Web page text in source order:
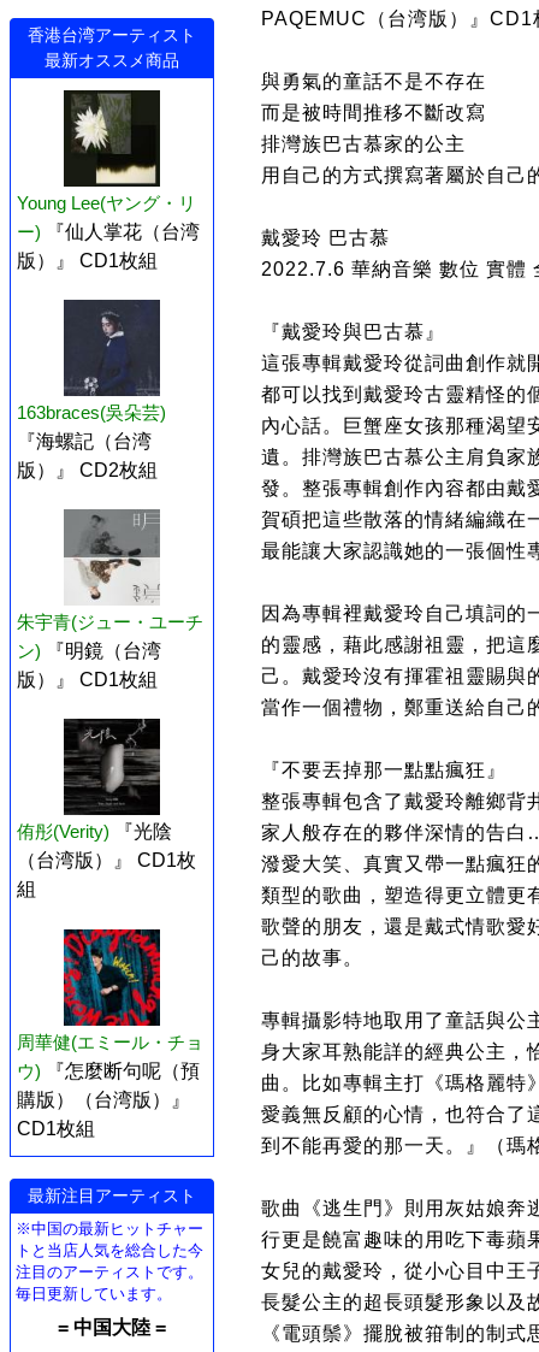
香港台湾アーティスト
最新オススメ商品
Young Lee(ヤング・リ
ー)
『仙人掌花（台湾
版）』 CD1枚組
163braces(吳朵芸)
『海螺記（台湾
版）』 CD2枚組
朱宇青(ジュー・ユーチ
ン)
『明鏡（台湾
版）』 CD1枚組
侑彤(Verity)
『光陰
（台湾版）』 CD1枚
組
周華健(エミール・チョ
ウ)
『怎麼断句呢（預
購版）（台湾版）』
CD1枚組
最新注目アーティスト
※中国の最新ヒットチャー
トと当店人気を総合した今
注目のアーティストです。
毎日更新しています。
= 中国大陸 =
PAQEMUC（台湾版）』
與勇氣的童話不是不存在
而是被時間推移不斷改寫
排灣族巴古慕家的公主
用自己的方式撰寫著屬於自己
戴愛玲 巴古慕
2022.7.6 華納音樂 數位 實體
『戴愛玲與巴古慕』
這張專輯戴愛玲從詞曲創作就
都可以找到戴愛玲古靈精怪的
內心話。巨蟹座女孩那種渴望
遺。排灣族巴古慕公主肩負家
發。整張專輯創作內容都由戴
賀碩把這些散落的情緒編織在
最能讓大家認識她的一張個性
因為專輯裡戴愛玲自己填詞的
的靈感，藉此感謝祖靈，把這
己。戴愛玲沒有揮霍祖靈賜與
當作一個禮物，鄭重送給自己
『不要丟掉那一點點瘋狂』
整張專輯包含了戴愛玲離鄉背
家人般存在的夥伴深情的告
潑愛大笑、真實又帶一點瘋狂
類型的歌曲，塑造得更立體更
歌聲的朋友，還是戴式情歌愛
己的故事。
專輯攝影特地取用了童話與公
身大家耳熟能詳的經典公主，
曲。比如專輯主打《瑪格麗特
愛義無反顧的心情，也符合了
到不能再愛的那一天。』（瑪
歌曲《逃生門》則用灰姑娘奔
行更是饒富趣味的用吃下毒蘋
女兒的戴愛玲，從小心目中王
長髮公主的超長頭髮形象以及
《電頭鬃》擺脫被箝制的制